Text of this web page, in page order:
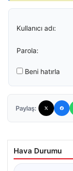
Kullanıcı adı:
Parola:
Beni hatırla
Paylaş:
Hava Durumu